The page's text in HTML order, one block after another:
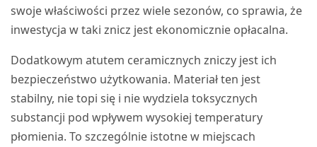
swoje właściwości przez wiele sezonów, co sprawia, że
inwestycja w taki znicz jest ekonomicznie opłacalna.
Dodatkowym atutem ceramicznych zniczy jest ich
bezpieczeństwo użytkowania. Materiał ten jest
stabilny, nie topi się i nie wydziela toksycznych
substancji pod wpływem wysokiej temperatury
płomienia. To szczególnie istotne w miejscach